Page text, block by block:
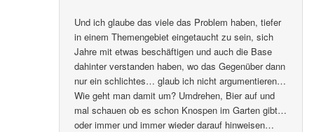
Und ich glaube das viele das Problem haben, tiefer
in einem Themengebiet eingetaucht zu sein, sich
Jahre mit etwas beschäftigen und auch die Base
dahinter verstanden haben, wo das Gegenüber dann
nur ein schlichtes… glaub ich nicht argumentieren…
Wie geht man damit um? Umdrehen, Bier auf und
mal schauen ob es schon Knospen im Garten gibt…
oder immer und immer wieder darauf hinweisen…